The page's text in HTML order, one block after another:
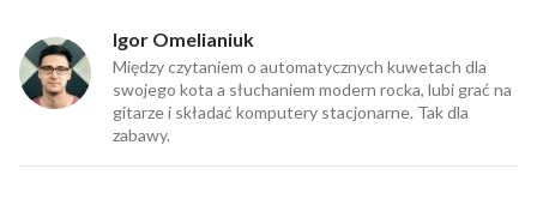
Igor Omelianiuk
Między czytaniem o automatycznych kuwetach dla
swojego kota a słuchaniem modern rocka, lubi grać na
gitarze i składać komputery stacjonarne. Tak dla
zabawy.